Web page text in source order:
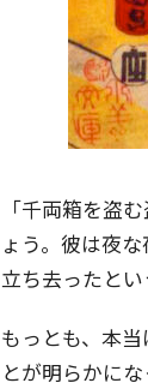
「千両箱を盗
ょう。彼は夜
立ち去ったとい
もっとも、本
とが明らかに